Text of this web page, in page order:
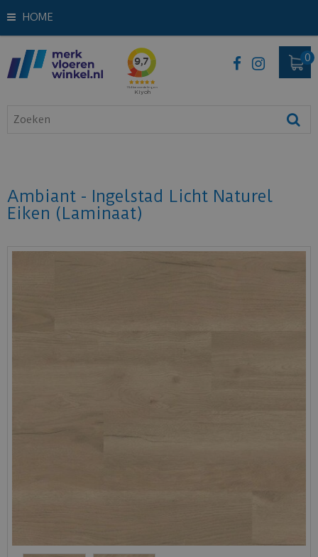
HOME
Ambiant - Ingelstad Licht Naturel
Eiken (Laminaat)